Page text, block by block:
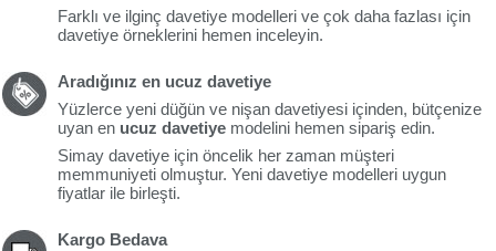
Farklı ve ilginç davetiye modelleri ve çok daha fazlası için
davetiye örneklerini hemen inceleyin.
Aradığınız en ucuz davetiye
Yüzlerce yeni düğün ve nişan davetiyesi içinden, bütçenize
uyan en ucuz davetiye modelini hemen sipariş edin.
Simay davetiye için öncelik her zaman müşteri
memmuniyeti olmuştur. Yeni davetiye modelleri uygun
fiyatlar ile birleşti.
Kargo Bedava